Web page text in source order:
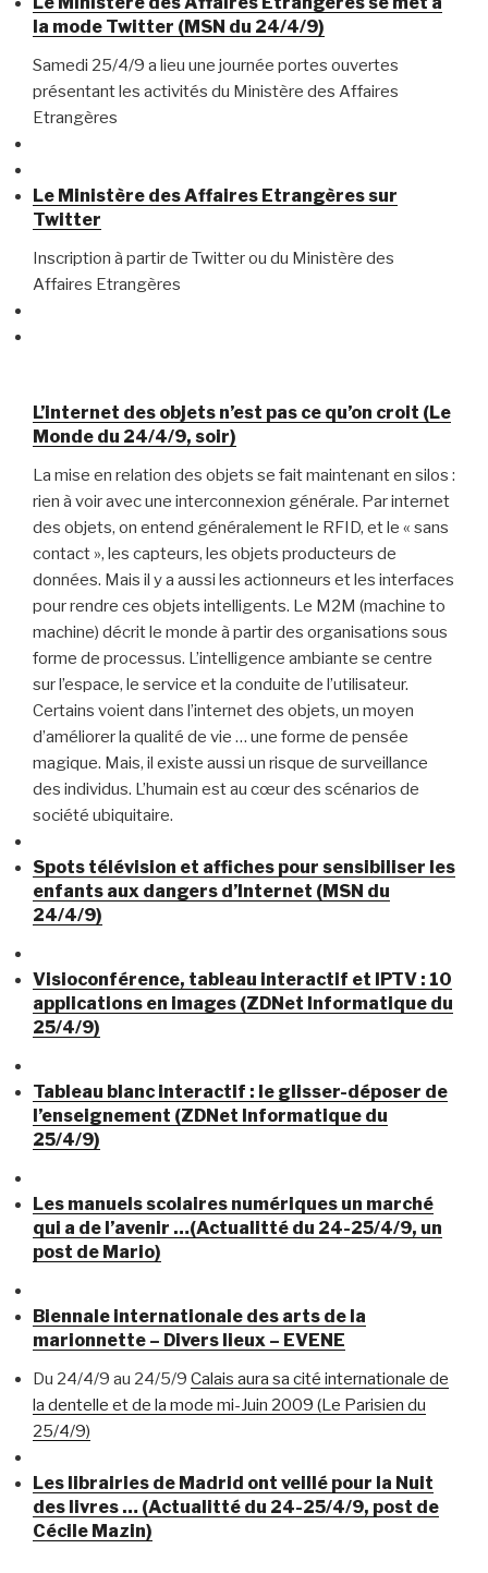
la mode Twitter (MSN du 24/4/9)
Samedi 25/4/9 a lieu une journée portes ouvertes
présentant les activités du Ministère des Affaires
Etrangères
Le Ministère des Affaires Etrangères sur
Twitter
Inscription à partir de Twitter ou du Ministère des
Affaires Etrangères
L’internet des objets n’est pas ce qu’on croit (Le
Monde du 24/4/9, soir)
La mise en relation des objets se fait maintenant en silos :
rien à voir avec une interconnexion générale. Par internet
des objets, on entend généralement le RFID, et le « sans
contact », les capteurs, les objets producteurs de
données. Mais il y a aussi les actionneurs et les interfaces
pour rendre ces objets intelligents. Le M2M (machine to
machine) décrit le monde à partir des organisations sous
forme de processus. L’intelligence ambiante se centre
sur l’espace, le service et la conduite de l’utilisateur.
Certains voient dans l’internet des objets, un moyen
d’améliorer la qualité de vie … une forme de pensée
magique. Mais, il existe aussi un risque de surveillance
des individus. L’humain est au cœur des scénarios de
société ubiquitaire.
Spots télévision et affiches pour sensibiliser les
enfants aux dangers d’Internet (MSN du
24/4/9)
Visioconférence, tableau interactif et IPTV : 10
applications en images (ZDNet Informatique du
25/4/9)
Tableau blanc interactif : le glisser-déposer de
l’enseignement (ZDNet Informatique du
25/4/9)
Les manuels scolaires numériques un marché
qui a de l’avenir …(Actualitté du 24-25/4/9, un
post de Mario)
Biennale internationale des arts de la
marionnette – Divers lieux – EVENE
Du 24/4/9 au 24/5/9 Calais aura sa cité internationale de
la dentelle et de la mode mi-Juin 2009 (Le Parisien du
25/4/9)
Les librairies de Madrid ont veillé pour la Nuit
des livres … (Actualitté du 24-25/4/9, post de
Cécile Mazin)